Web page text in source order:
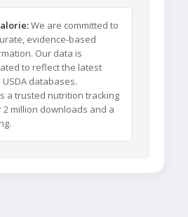
We are committed to
evidence-based
Our data is
to reflect the latest
databases.
a trusted nutrition tracking
2 million downloads and a